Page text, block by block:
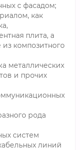
с фасадом;
как
плита, а
композитного
металлических
и прочих
рода
систем
линий